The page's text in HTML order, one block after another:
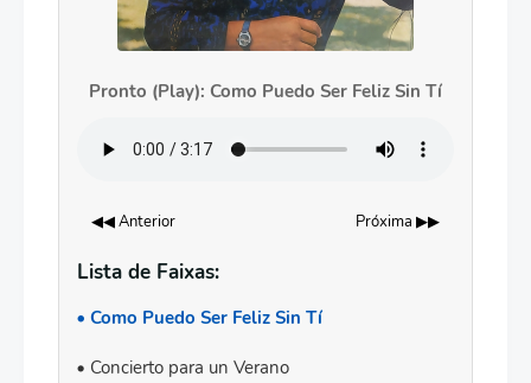
Pronto (Play): Como Puedo Ser Feliz Sin Tí
◀◀ Anterior Próxima ▶▶
Lista de Faixas:
Como Puedo Ser Feliz Sin Tí
Concierto para un Verano